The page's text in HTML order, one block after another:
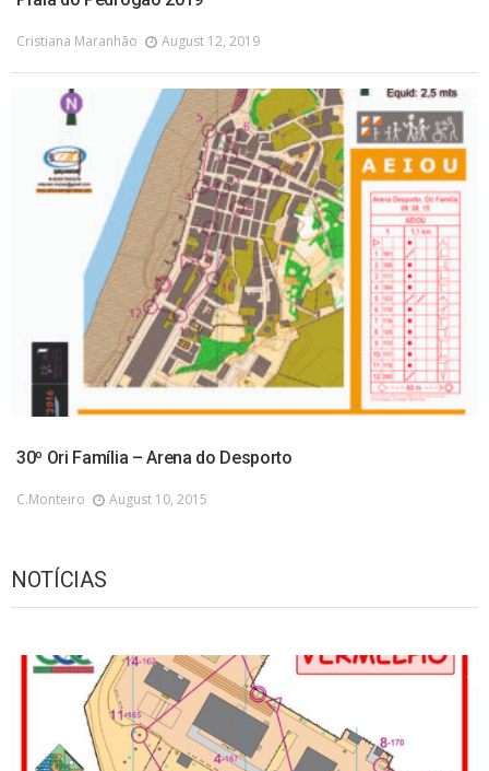
Cristiana Maranhão August 12, 2019
30º Ori Família – Arena do Desporto
C.monteiro August 10, 2015
NOTÍCIAS